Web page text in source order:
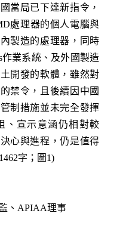
當局已下達新指令，
處理器的個人電腦與
製造的處理器，同時
作業系統、及外國製造
開發的軟體，雖然對
禁令，且後續因中國
制措施並未完全發揮
、宣示意涵仍相對較
心與進程，仍是值得
字；圖1)
、APIAA理事